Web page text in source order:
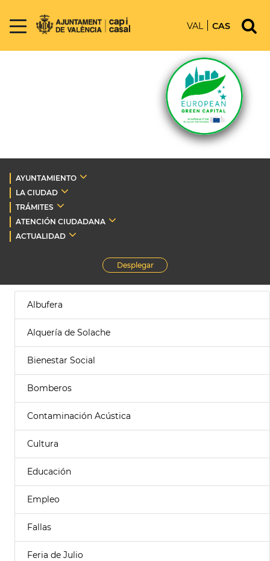
VAL CAS
AYUNTAMIENTO
LA CIUDAD
TRÁMITES
ATENCIÓN CIUDADANA
ACTUALIDAD
Desplegar
Albufera
Alquería de Solache
Bienestar Social
Bomberos
Contaminación Acústica
Cultura
Educación
Empleo
Fallas
Feria de Julio